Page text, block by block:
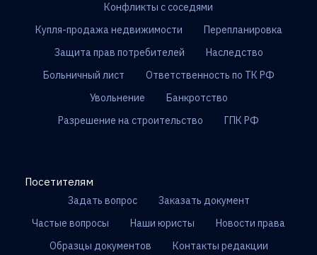
Конфликты с соседями
Купля-продажа недвижимости
Перепланировка
Защита прав потребителей
Наследство
Больничный лист
Ответственность по ТК РФ
Увольнение
Банкротство
Разрешение на строительство
ГПК РФ
Посетителям
Задать вопрос
Заказать документ
Частые вопросы
Наши юристы
Новости права
Образцы документов
Контакты редакции